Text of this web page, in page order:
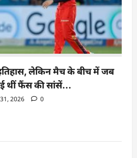
लेकिन मैच के बीच में जब
थीं फैंस की सांसें…
2026 0